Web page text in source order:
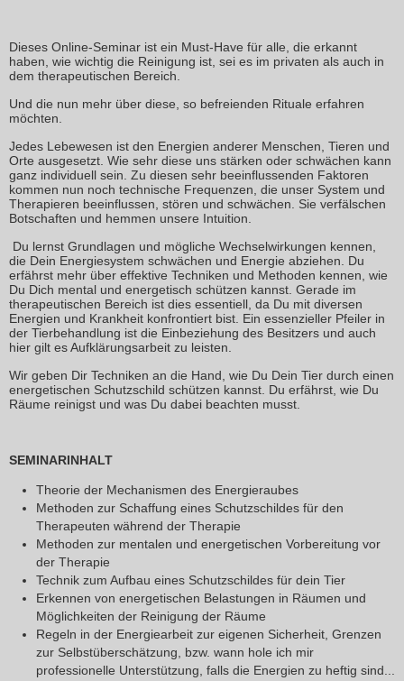
Dieses Online-Seminar ist ein Must-Have für alle, die erkannt
haben, wie wichtig die Reinigung ist, sei es im privaten als auch in
dem therapeutischen Bereich.
Und die nun mehr über diese, so befreienden Rituale erfahren
möchten.
Jedes Lebewesen ist den Energien anderer Menschen, Tieren und
Orte ausgesetzt. Wie sehr diese uns stärken oder schwächen kann
ganz individuell sein. Zu diesen sehr beeinflussenden Faktoren
kommen nun noch technische Frequenzen, die unser System und
Therapieren beeinflussen, stören und schwächen. Sie verfälschen
Botschaften und hemmen unsere Intuition.
Du lernst Grundlagen und mögliche Wechselwirkungen kennen,
die Dein Energiesystem schwächen und Energie abziehen. Du
erfährst mehr über effektive Techniken und Methoden kennen, wie
Du Dich mental und energetisch schützen kannst. Gerade im
therapeutischen Bereich ist dies essentiell, da Du mit diversen
Energien und Krankheit konfrontiert bist. Ein essenzieller Pfeiler in
der Tierbehandlung ist die Einbeziehung des Besitzers und auch
hier gilt es Aufklärungsarbeit zu leisten.
Wir geben Dir Techniken an die Hand, wie Du Dein Tier durch einen
energetischen Schutzschild schützen kannst. Du erfährst, wie Du
Räume reinigst und was Du dabei beachten musst.
SEMINARINHALT
Theorie der Mechanismen des Energieraubes
Methoden zur Schaffung eines Schutzschildes für den
Therapeuten während der Therapie
Methoden zur mentalen und energetischen Vorbereitung vor
der Therapie
Technik zum Aufbau eines Schutzschildes für dein Tier
Erkennen von energetischen Belastungen in Räumen und
Möglichkeiten der Reinigung der Räume
Regeln in der Energiearbeit zur eigenen Sicherheit, Grenzen
zur Selbstüberschätzung, bzw. wann hole ich mir
professionelle Unterstützung, falls die Energien zu heftig sind...